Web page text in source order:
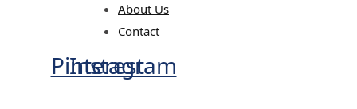
About Us
Contact
Pinterest
Instagram